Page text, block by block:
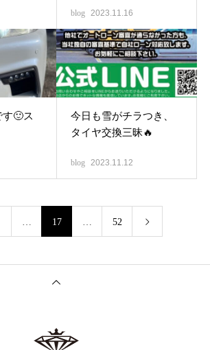
blog 2023.11.16
🙂ス
今日も雪がチラつき、
タイヤ交換三昧🔥
blog 2023.11.12
… 17 … 52